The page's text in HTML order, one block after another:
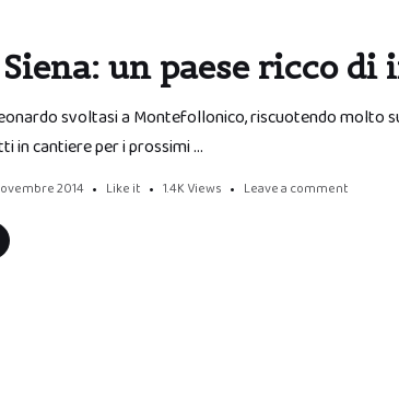
un paese ricco
svoltasi a Montefollonico, riscuotendo molto
in cantiere per i prossimi …
2014 Like it 1.4K Views Leave a comment